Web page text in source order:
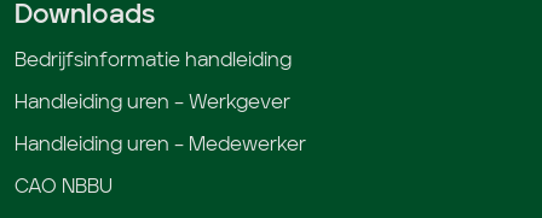
Downloads
Bedrijfsinformatie handleiding
Handleiding uren – Werkgever
Handleiding uren – Medewerker
CAO NBBU